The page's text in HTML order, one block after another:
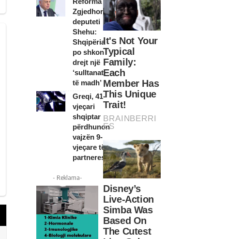
Zgjedhore,
deputeti
Shehu:
Shqipëria
po shkon
drejt një
‘sulltanati
të madh’
Greqi, 41-
vjeçari
shqiptar
përdhunon
vajzën 9-
vjeçare të
partneres
- Reklama-